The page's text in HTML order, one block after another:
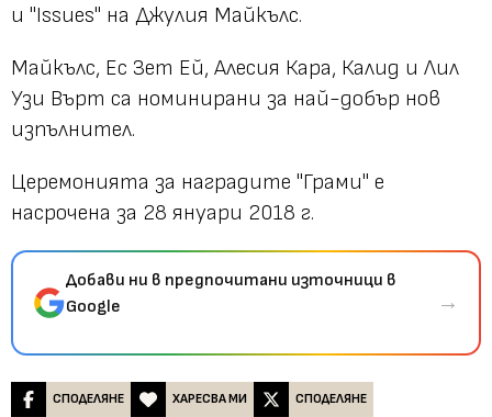
и "Issues" на Джулия Майкълс.
Майкълс, Ес Зет Ей, Алесия Кара, Калид и Лил
Узи Върт са номинирани за най-добър нов
изпълнител.
Церемонията за наградите "Грами" е
насрочена за 28 януари 2018 г.
Добави ни в предпочитани източници в
Google
→
СПОДЕЛЯНЕ ХАРЕСВА МИ СПОДЕЛЯНЕ